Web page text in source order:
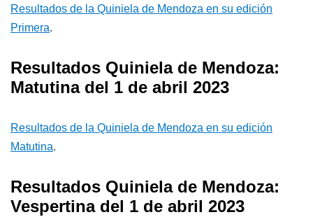
Resultados de la Quiniela de Mendoza en su edición
Primera.
Resultados Quiniela de Mendoza:
Matutina del 1 de abril 2023
Resultados de la Quiniela de Mendoza en su edición
Matutina.
Resultados Quiniela de Mendoza:
Vespertina del 1 de abril 2023